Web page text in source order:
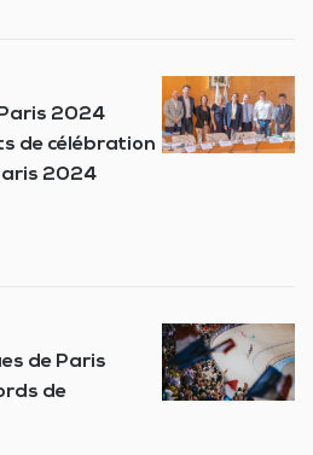
2024
de célébration
2024
de Paris
de